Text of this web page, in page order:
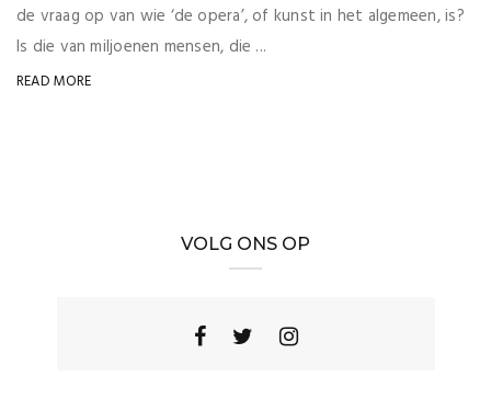
de vraag op van wie ‘de opera’, of kunst in het algemeen, is?
Is die van miljoenen mensen, die ...
READ MORE
VOLG ONS OP